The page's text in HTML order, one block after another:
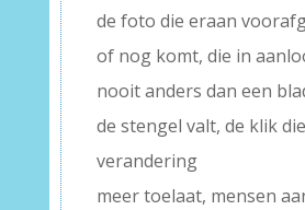
de foto die eraan
of nog komt, die in
nooit anders dan een
de stengel valt, de klik
verandering
meer toelaat, mensen